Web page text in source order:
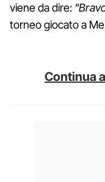
viene da dire:
torneo giocato a
Continua